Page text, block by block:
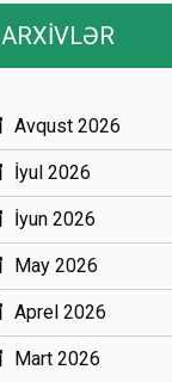
ARXİVLƏR
Avqust 2026
İyul 2026
İyun 2026
May 2026
Aprel 2026
Mart 2026